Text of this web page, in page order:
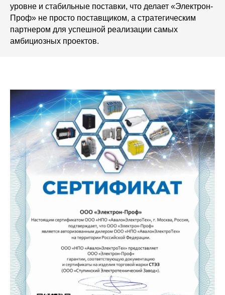
уровне и стабильные поставки, что делает «Электрон-
Проф» не просто поставщиком, а стратегическим
партнером для успешной реализации самых
амбициозных проектов.